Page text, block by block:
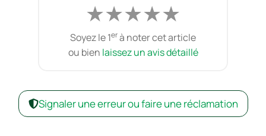
★★★★★
Soyez le 1erà noter cet article
ou bien laissez un avis détaillé
Signaler une erreur ou faire une réclamation